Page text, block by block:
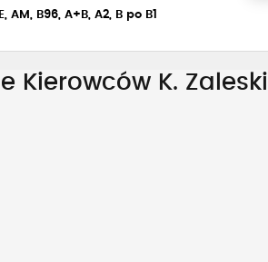
B96, A+B, A2, B po B1
Kierowców K. Zaleski